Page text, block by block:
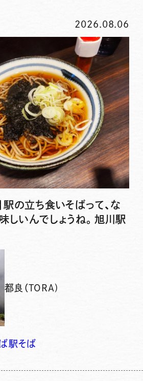
2026.08.06
駅の立ち食いそばって、な
しいんでしょうね。旭川駅
都良（TORA)
駅そば